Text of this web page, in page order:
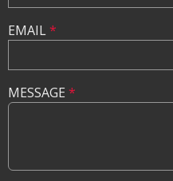
EMAIL*
MESSAGE *